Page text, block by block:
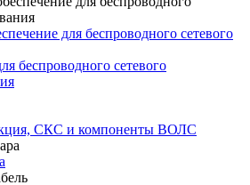
для беспроводного сетевого
беспроводного сетевого
СКС и компоненты ВОЛС